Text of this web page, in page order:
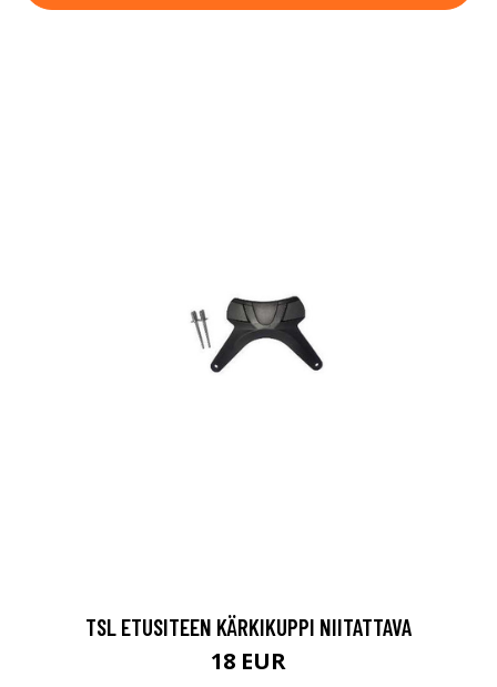
TSL ETUSITEEN KÄRKIKUPPI NIITATTAVA
18 EUR